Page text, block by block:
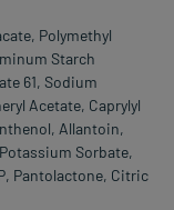
Polymethyl
Starch
61, Sodium
Acetate, Caprylyl
Allantoin,
Sorbate,
Pantolactone, Citric